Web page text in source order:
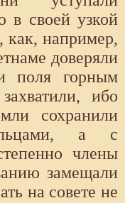
в своей узкой
как, например,
доверяли
поля горным
ибо
сохранили
а с
члены
замещали
на совете не